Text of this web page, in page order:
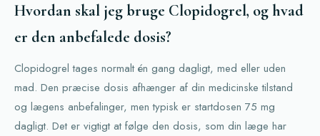
Hvordan skal jeg bruge Clopidogrel, og hvad
er den anbefalede dosis?
Clopidogrel tages normalt én gang dagligt, med eller uden
mad. Den præcise dosis afhænger af din medicinske tilstand
og lægens anbefalinger, men typisk er startdosen 75 mg
dagligt. Det er vigtigt at følge den dosis, som din læge har